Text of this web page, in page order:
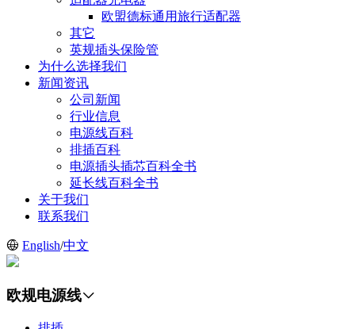
欧盟德标通用旅行适配器
其它
英规插头保险管
为什么选择我们
新闻资讯
公司新闻
行业信息
电源线百科
排插百科
电源插头插芯百科全书
延长线百科全书
关于我们
联系我们
English/中文
欧规电源线